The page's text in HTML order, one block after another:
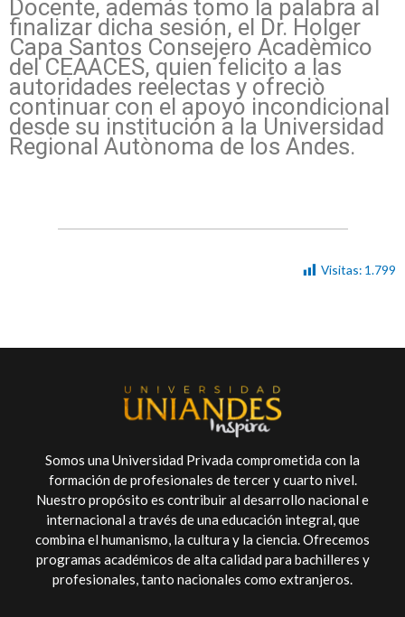
Docente, además tomo la palabra al
finalizar dicha sesión, el Dr. Holger
Capa Santos Consejero Acadèmico
del CEAACES, quien felicito a las
autoridades reelectas y ofreciò
continuar con el apoyo incondicional
desde su institución a la Universidad
Regional Autònoma de los Andes.
Visitas: 1.799
Somos una Universidad Privada comprometida con la
formación de profesionales de tercer y cuarto nivel.
Nuestro propósito es contribuir al desarrollo nacional e
internacional a través de una educación integral, que
combina el humanismo, la cultura y la ciencia. Ofrecemos
programas académicos de alta calidad para bachilleres y
profesionales, tanto nacionales como extranjeros.